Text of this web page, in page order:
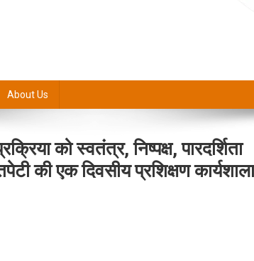
About Us
को स्वतंत्र, निष्पक्ष, पारदर्शिता
की एक दिवसीय प्रशिक्षण कार्यशाला